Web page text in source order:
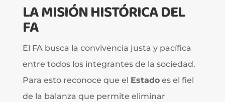
LA MISIÓN HISTÓRICA DEL
FA
El FA busca la convivencia justa y pacífica
entre todos los integrantes de la sociedad.
Para esto reconoce que el Estadoes el fiel
de la balanza que permite eliminar